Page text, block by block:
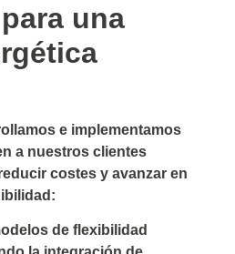
una
e implementamos
a nuestros clientes
costes y avanzar en
de flexibilidad